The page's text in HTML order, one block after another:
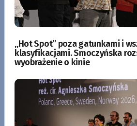
„Hot Spot” poza gatunkami i
klasyfikacjami. Smoczyńska
wyobrażenie o kinie